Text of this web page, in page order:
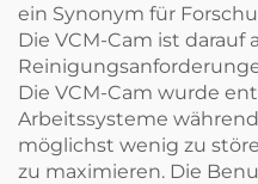
ein Synonym für
Die VCM-Cam ist darauf
Die VCM-Cam wurde
Arbeitssysteme
möglichst wenig zu
zu maximieren. Die